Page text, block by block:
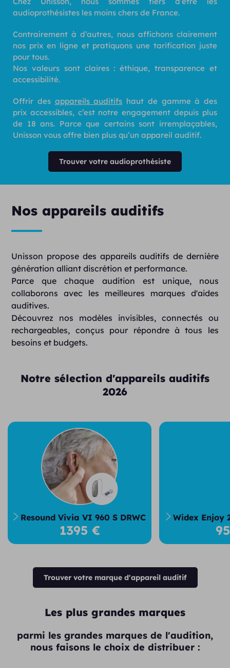
audioprothésistes les moins chers de France.
Contrairement à d’autres, nous affichons clairement
nos prix en ligne et pratiquons une tarification juste
pour tous.
Nos valeurs sont claires : éthique, transparence et
accessibilité.
Offrir des appareils auditifs haut de gamme à des
prix accessibles, c’est notre engagement depuis plus
de 18 ans. Parce que certains sont irremplaçables,
Unisson vous offre bien plus qu’un appareil auditif.
Trouver votre audioprothésiste
Nos appareils auditifs
Unisson propose des appareils auditifs de dernière
génération alliant discrétion et performance.
Parce que chaque audition est unique, nous
collaborons avec les meilleures marques d'aides
auditives.
Découvrez nos modèles invisibles, connectés ou
rechargeables, conçus pour répondre à tous les
besoins et budgets.
Notre sélection d'appareils auditifs
2026
Resound Vivia VI 960 S DRWC
1395 €
Widex Enjoy
Trouver votre marque d'appareil auditif
Les plus grandes marques
parmi les grandes marques de l'audition,
nous faisons le choix de distribuer :